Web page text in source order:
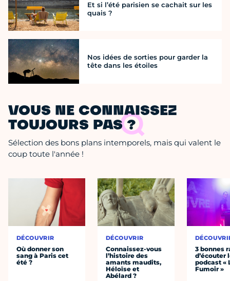
Et si l’été parisien se cachait sur les
quais ?
Nos idées de sorties pour garder la
tête dans les étoiles
VOUS NE CONNAISSEZ
TOUJOURS PAS ?
Sélection des bons plans intemporels, mais qui valent le
coup toute l'année !
DÉCOUVRIR
Où donner son
sang à Paris cet
été ?
DÉCOUVRIR
Connaissez-vous
l’histoire des
amants maudits,
Héloïse et
Abélard ?
3 bonnes
d’écouter
podcast «
Fumoir »